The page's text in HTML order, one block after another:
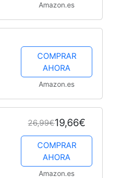
Amazon.es
COMPRAR
AHORA
Amazon.es
26,99€19,66€
COMPRAR
AHORA
Amazon.es